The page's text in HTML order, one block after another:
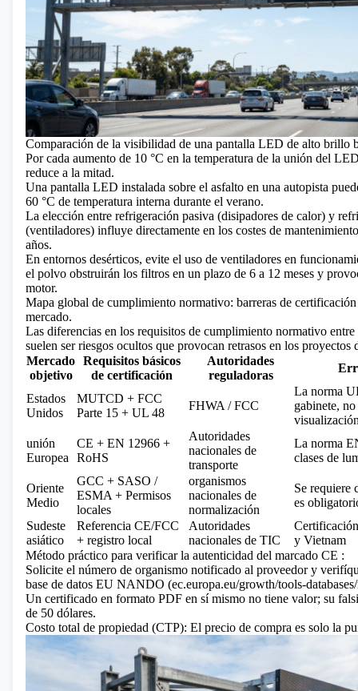
Comparación de la visibilidad de una pantalla LED de alto brillo
Por cada aumento de 10 °C en la temperatura de la unión del
reduce a la mitad.
Una pantalla LED instalada sobre el asfalto en una autopista
60 °C de temperatura interna durante el verano.
La elección entre refrigeración pasiva (disipadores de calor) y
(ventiladores) influye directamente en los costes de
años.
En entornos desérticos, evite el uso de ventiladores en
el polvo obstruirán los filtros en un plazo de 6 a 12 meses y
motor.
Mapa global de cumplimiento normativo: barreras de certificación
mercado.
Las diferencias en los requisitos de cumplimiento normativo
suelen ser riesgos ocultos que provocan retrasos en los proyectos
Mercado
objetivo
Requisitos básicos
de certificación
Autoridades
reguladoras
Estados
Unidos
MUTCD + FCC
Parte 15 + UL 48
FHWA / FCC
La norma
gabinete,
unión
Europea
CE + EN 12966 +
RoHS
Autoridades
nacionales de
transporte
La norma
clases de
Oriente
Medio
GCC + SASO /
ESMA + Permisos
locales
organismos
nacionales de
normalización
Se requiere
es
Sudeste
asiático
Referencia CE/FCC
+ registro local
Autoridades
nacionales de TIC
y Vietnam
Método práctico para verificarla autenticidad del marcado CE :
Solicite el número de organismo notificado al proveedor y
base de datos EU NANDO (ec.europa.eu/growth/tools-
Un certificado en formato PDF en sí mismo no tiene valor; su
de 50 dólares.
Costo total de propiedad (CTP): El precio de compra es solo la